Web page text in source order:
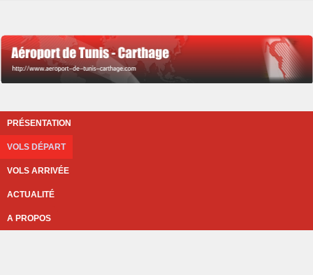
PRÉSENTATION
VOLS DÉPART
VOLS ARRIVÉE
ACTUALITÉ
A PROPOS